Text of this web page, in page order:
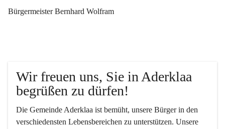
Bürgermeister Bernhard Wolfram
Wir freuen uns, Sie in Aderklaa
begrüßen zu dürfen!
Die Gemeinde Aderklaa ist bemüht, unsere Bürger in den
verschiedensten Lebensbereichen zu unterstützen. Unsere